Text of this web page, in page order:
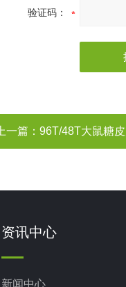
验证码：
上一篇： 96T/48T大鼠糖皮
资讯中心
新闻中心